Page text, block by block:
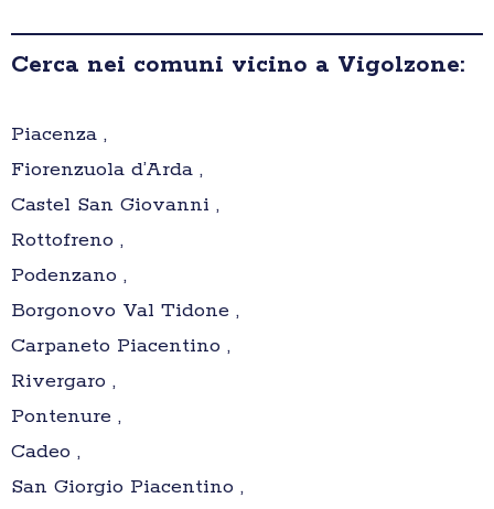
Cerca nei comuni vicino a Vigolzone:
Piacenza ,
Fiorenzuola d’Arda ,
Castel San Giovanni ,
Rottofreno ,
Podenzano ,
Borgonovo Val Tidone ,
Carpaneto Piacentino ,
Rivergaro ,
Pontenure ,
Cadeo ,
San Giorgio Piacentino ,